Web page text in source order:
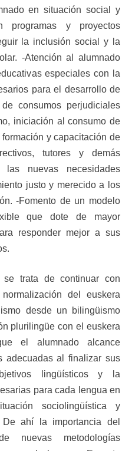
en situación social y
programas y proyectos
la inclusión social y la
-Atención al alumnado
especiales con la
para el desarrollo de
consumos perjudiciales
iniciación al consumo de
y capacitación de
tutores y demás
nuevas necesidades
justo y merecido a los
-Fomento de un modelo
que dote de mayor
responder mejor a sus
trata de continuar con
del euskera
desde un bilingüismo
plurilingüe con el euskera
el alumnado alcance
adecuadas al finalizar sus
lingüísticos y la
para cada lengua en
sociolingüística y
ahí la importancia del
nuevas metodologías